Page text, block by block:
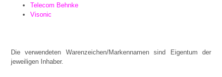
Telecom Behnke
Visonic
Die verwendeten Warenzeichen/Markennamen sind Eigentum der
jeweiligen Inhaber.